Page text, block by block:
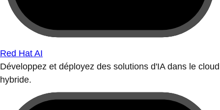
Red Hat AI
Développez et déployez des solutions d'IA dans le cloud
hybride.